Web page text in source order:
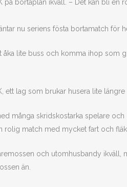
på bortaplan ikväll. – Det kan bli
nu seriens fösta bortamatch för
åka lite buss och komma ihop som
ett lag som brukar husera lite
många skridskostarka spelare
rolig match med mycket fart och
och utomhusbandy
än.